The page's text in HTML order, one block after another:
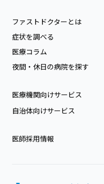
ファストドクターとは
症状を調べる
医療コラム
夜間・休日の病院を探す
医療機関向けサービス
自治体向けサービス
医師採用情報